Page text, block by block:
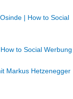
| How to Social
to Social Werbung
Markus Hetzenegger